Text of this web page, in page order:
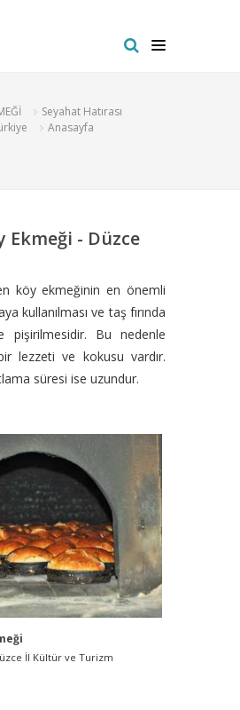
Seyahat Hatırası
Anasayfa
Ekmeği - Düzce
köy ekmeğinin en önemli
kullanılması ve taş fırında
pişirilmesidir. Bu nedenle
lezzeti ve kokusu vardır.
süresi ise uzundur.
İl Kültür ve Turizm